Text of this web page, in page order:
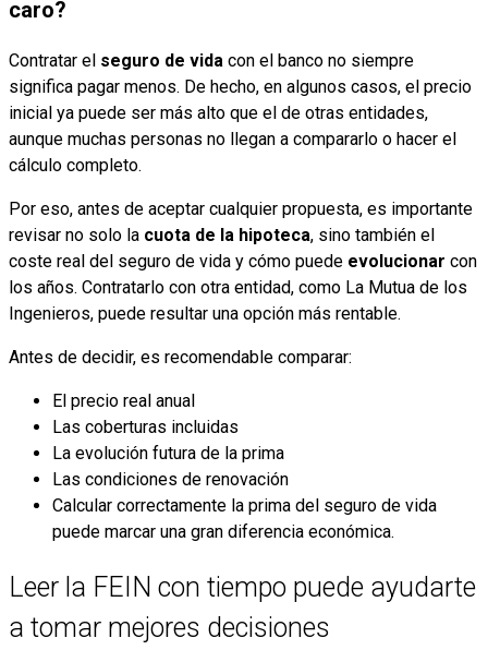
caro?
Contratar el seguro de vida con el banco no siempre
significa pagar menos. De hecho, en algunos casos, el precio
inicial ya puede ser más alto que el de otras entidades,
aunque muchas personas no llegan a compararlo o hacer el
cálculo completo.
Por eso, antes de aceptar cualquier propuesta, es importante
revisar no solo la cuota de la hipoteca, sino también el
coste real del seguro de vida y cómo puede evolucionar con
los años. Contratarlo con otra entidad, como La Mutua de los
Ingenieros, puede resultar una opción más rentable.
Antes de decidir, es recomendable comparar:
El precio real anual
Las coberturas incluidas
La evolución futura de la prima
Las condiciones de renovación
Calcular correctamente la prima del seguro de vida
puede marcar una gran diferencia económica.
Leer la FEIN con tiempo puede ayudarte
a tomar mejores decisiones